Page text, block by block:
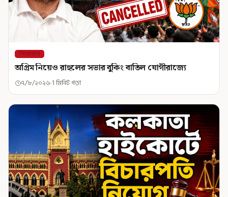
শিরোনাম
অগ্রিম নিয়েও রাহুলের সভার বুকিং বাতিল যোগীরাজ্যে
৭/৮/২০২৬ 1 মিনিট পড়া